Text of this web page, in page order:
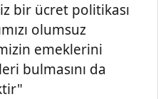
bir ücret politikası
olumsuz
emeklerini
bulmasını da